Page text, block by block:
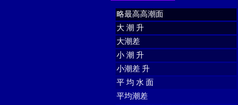
略最高高潮面
大 潮 升
大潮差
小 潮 升
小潮差 升
平 均 水 面
平均潮差